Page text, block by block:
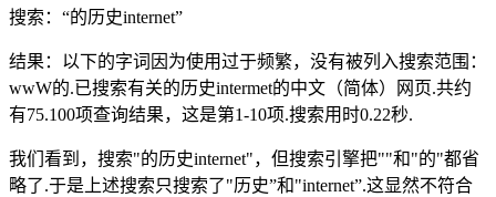
搜索：“的历史internet”
结果：以下的字词因为使用过于频繁，没有被列入搜索范围：
wwW的.已搜索有关的历史intermet的中文（简体）网页.共约
有75.100项查询结果，这是第1-10项.搜索用时0.22秒.
我们看到，搜索"的历史internet"，但搜索引擎把""和"的"都省
略了.于是上述搜索只搜索了"历史”和"internet”.这显然不符合